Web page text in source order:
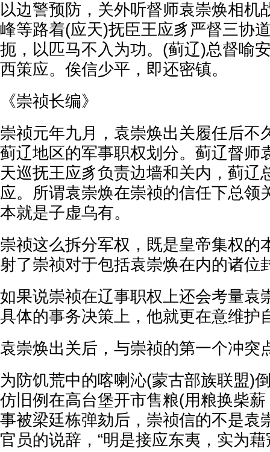
以边警预防，关外听督师袁崇焕相机
峰等路着(应天)抚臣王应豸严督三协
扼，以匹马不入为功。(蓟辽)总督喻
西策应。俟信少平，即还密镇。
《崇祯长编》
崇祯元年九月，袁崇焕出关履任后不
蓟辽地区的军事职权划分。蓟辽督师
天巡抚王应豸负责边墙和关内，蓟辽
应。所谓袁崇焕在崇祯的信任下总领
本就是子虚乌有。
崇祯这么拆分军权，既是皇帝集权的
射了崇祯对于包括袁崇焕在内的诸位
如果说崇祯在辽事职权上还会考量袁
具体的事务决策上，他就更在意维护
袁崇焕出关后，与崇祯的第一个冲突
为防饥荒中的喀喇沁(蒙古部族联盟)
仿旧例在高台堡开市售粮(用粮换柴
事被梁廷栋弹劾后，崇祯信的不是袁
官员的说辞，“明是接应东夷，实为藉